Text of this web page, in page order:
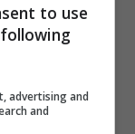
to use
advertising and
and